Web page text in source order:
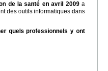
de la santé en avril 2009a
des outils informatiques dans
quels professionnels y ont